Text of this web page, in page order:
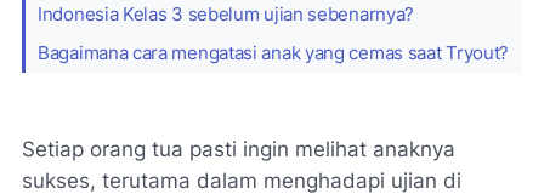
Indonesia Kelas 3 sebelum ujian sebenarnya?
Bagaimana cara mengatasi anak yang cemas saat Tryout?
Setiap orang tua pasti ingin melihat anaknya
sukses, terutama dalam menghadapi ujian di